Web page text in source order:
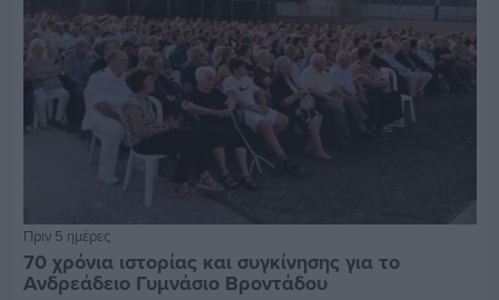
Πριν 5 ημέρες
70 χρόνια ιστορίας και συγκίνησης για το
Ανδρεάδειο Γυμνάσιο Βροντάδου